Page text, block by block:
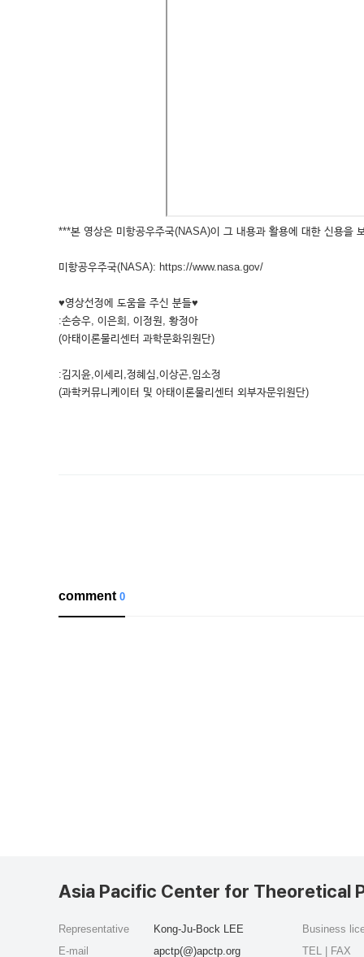
***본 영상은 미항공우주국(NASA)이 그 내용과 활용에 대한 신용을
미항공우주국(NASA): https://www.nasa.gov/
♥영상선정에 도움을 주신 분들♥
:손승우, 이은희, 이정원, 황정아
(아태이론물리센터 과학문화위원단)
:김지윤,이세리,정혜심,이상곤,임소정
(과학커뮤니케이터 및 아태이론물리센터 외부자문위원단)
comment0
Asia Pacific Center for Theoretical
Representative
Kong-Ju-Bock LEE
E-mail
apctp(@)apctp.org
Business
TEL | FAX